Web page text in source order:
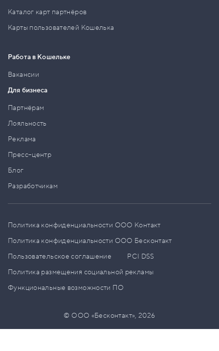
Каталог карт партнёров
Карты пользователей Кошелька
Работа в Кошельке
Вакансии
Для бизнеса
Партнёрам
Лояльность
Реклама
Пресс–центр
Блог
Разработчикам
Политика конфиденциальности ООО Контакт
Политика конфиденциальности ООО Бесконтакт
Пользовательское соглашение
PCI DSS
Политика размещения социальной рекламы
Функциональные возможности ПО
© ООО «Бесконтакт»,2026